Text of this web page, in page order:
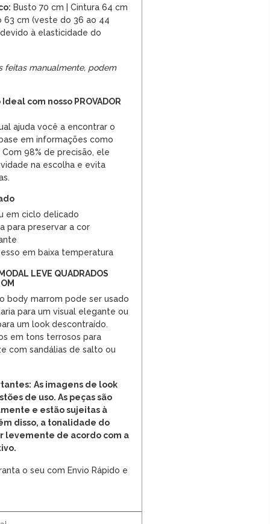
Busto 70 cm | Cintura 64 cm
63 cm (veste do 36 ao 44
à elasticidade do
feitas manualmente, podem
com nosso PROVADOR
ajuda você a encontrar o
em informações como
98% de precisão, ele
na escolha e evita
em ciclo delicado
para preservar a cor
em baixa temperatura
LEVE QUADRADOS
body marrom pode ser usado
para um visual elegante ou
um look descontraído.
em tons terrosos para
com sandálias de salto ou
As imagens de look
de uso. As peças são
e estão sujeitas à
disso, a tonalidade do
levemente de acordo com a
o seu com Envio Rápido e